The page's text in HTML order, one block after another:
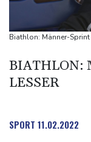
mehr Todesfälle
Auto gerät in
80-Jährige stirbt
Westeuropa erlebt
Datenbank:
Biathlon: Männer-
BIATHLON:
LESSER
SPORT 11.02.2022